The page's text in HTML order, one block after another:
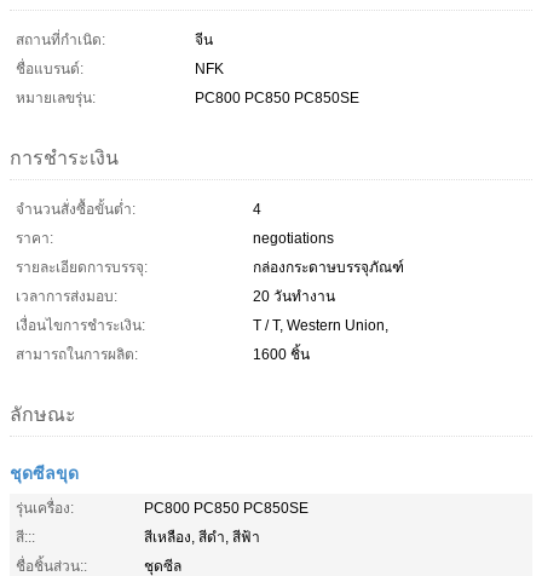
สถานที่กำเนิด:
จีน
ชื่อแบรนด์:
NFK
หมายเลขรุ่น:
PC800 PC850 PC850SE
การชำระเงิน
จำนวนสั่งซื้อขั้นต่ำ:
4
ราคา:
negotiations
รายละเอียดการบรรจุ:
กล่องกระดาษบรรจุภัณฑ์
เวลาการส่งมอบ:
20 วันทำงาน
เงื่อนไขการชำระเงิน:
T / T, Western Union,
สามารถในการผลิต:
1600 ชิ้น
ลักษณะ
ชุดซีลขุด
รุ่นเครื่อง:
PC800 PC850 PC850SE
สี:::
สีเหลือง, สีดำ, สีฟ้า
ชื่อชิ้นส่วน::
ชุดซีล